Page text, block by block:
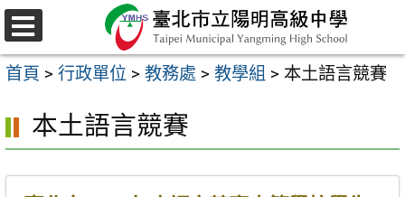
跳
至
主
內
容
區
選
單
首頁 > 行政單位 > 教務處 > 教學組 > 本土語言競賽
本土語言競賽